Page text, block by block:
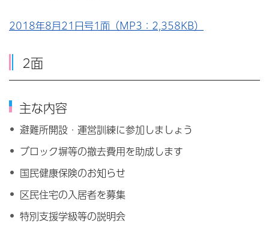
2018年8月21日号1面（MP3：2,358KB）
2面
主な内容
避難所開設・運営訓練に参加しましょう
ブロック塀等の撤去費用を助成します
国民健康保険のお知らせ
区民住宅の入居者を募集
特別支援学級等の説明会